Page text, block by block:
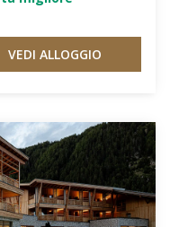
VEDI ALLOGGIO